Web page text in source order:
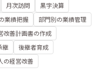
月次訪問
黒字決算
業績把握
部門別の業績管理
改善計画書の作成
継
後継者育成
の経営改善